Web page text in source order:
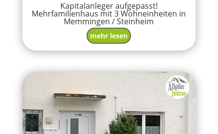
Kapitalanleger aufgepasst!
Mehrfamilienhaus mit 3 Wohneinheiten in
Memmingen / Steinheim
mehr lesen